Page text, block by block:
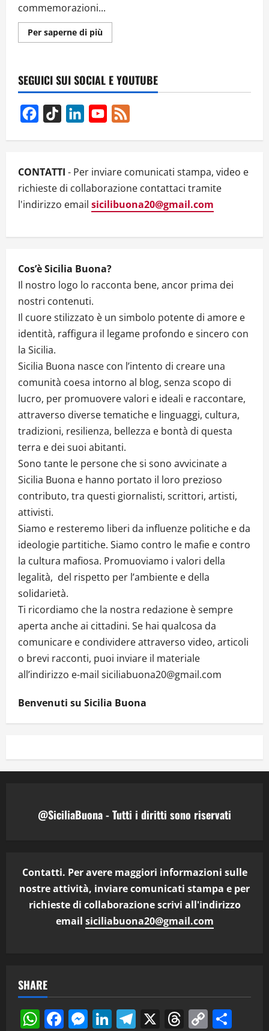
commemorazioni...
Per saperne di piùUlteriori
informazioni
ITALIANO,
ENZO
FERRARI
SEGUICI SUI SOCIAL E YOUTUBE
Facebook
TikTok LinkedInYouTube
CONTATTI - Per inviare comunicati stampa, video e
richieste di collaborazione contattaci tramite
l'indirizzo email sicilibuona20@gmail.com
Cos’è Sicilia Buona?
Il nostro logo lo racconta bene, ancor prima dei
nostri contenuti.
Il cuore stilizzato è un simbolo potente di amore e
identità, raffigura il legame profondo e sincero con
la Sicilia.
Sicilia Buona nasce con l’intento di creare una
comunità coesa intorno al blog, senza scopo di
lucro, per promuovere valori e ideali e raccontare,
attraverso diverse tematiche e linguaggi, cultura,
tradizioni, resilienza, bellezza e bontà di questa
terra e dei suoi abitanti.
Sono tante le persone che si sono avvicinate a
Sicilia Buona e hanno portato il loro prezioso
contributo, tra questi giornalisti, scrittori, artisti,
attivisti.
Siamo e resteremo liberi da influenze politiche e da
ideologie partitiche. Siamo contro le mafie e contro
la cultura mafiosa. Promuoviamo i valori della
legalità, del rispetto per l’ambiente e della
solidarietà.
Ti ricordiamo che la nostra redazione è sempre
aperta anche ai cittadini. Se hai qualcosa da
comunicare e condividere attraverso video, articoli
o brevi racconti, puoi inviare il materiale
all’indirizzo e-mail siciliabuona20@gmail.com
Benvenuti su Sicilia Buona
@SiciliaBuona - Tutti i diritti sono riservati
Contatti. Per avere maggiori informazioni sulle
nostre attività, inviare comunicati stampa e per
richieste di collaborazione scrivi all'indirizzo
email siciliabuona20@gmail.com
SHARE
WhatsApp
Facebook
Messenger
LinkedIn
Telegram
X Threads
Copy